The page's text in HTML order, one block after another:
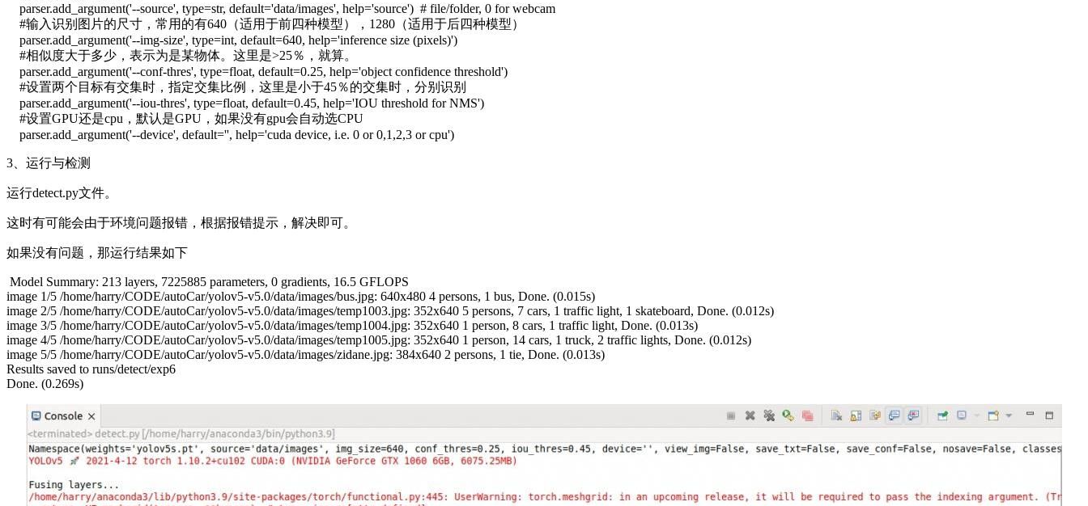
parser.add_argument('--source', type=str, default='data/images', help='source') # file/folder, 0 for webcam
#输入识别图片的尺寸，常用的有640（适用于前四种模型），1280（适用于后四种模型）
parser.add_argument('--img-size', type=int, default=640, help='inference size (pixels)')
#相似度大于多少，表示为是某物体。这里是>25％，就算。
parser.add_argument('--conf-thres', type=float, default=0.25, help='object confidence threshold')
#设置两个目标有交集时，指定交集比例，这里是小于45％的交集时，分别识别
parser.add_argument('--iou-thres', type=float, default=0.45, help='IOU threshold for NMS')
#设置GPU还是cpu，默认是GPU，如果没有gpu会自动选CPU
parser.add_argument('--device', default='', help='cuda device, i.e. 0 or 0,1,2,3 or cpu')
3、运行与检测
运行detect.py文件。
这时有可能会由于环境问题报错，根据报错提示，解决即可。
如果没有问题，那运行结果如下
Model Summary: 213 layers, 7225885 parameters, 0 gradients, 16.5 GFLOPS
image 1/5 /home/harry/CODE/autoCar/yolov5-v5.0/data/images/bus.jpg: 640x480 4 persons, 1 bus, Done. (0.015s)
image 2/5 /home/harry/CODE/autoCar/yolov5-v5.0/data/images/temp1003.jpg: 352x640 5 persons, 7 cars, 1 traffic light, 1 skateboard, Done. (0.012s)
image 3/5 /home/harry/CODE/autoCar/yolov5-v5.0/data/images/temp1004.jpg: 352x640 1 person, 8 cars, 1 traffic light, Done. (0.013s)
image 4/5 /home/harry/CODE/autoCar/yolov5-v5.0/data/images/temp1005.jpg: 352x640 1 person, 14 cars, 1 truck, 2 traffic lights, Done. (0.012s)
image 5/5 /home/harry/CODE/autoCar/yolov5-v5.0/data/images/zidane.jpg: 384x640 2 persons, 1 tie, Done. (0.013s)
Results saved to runs/detect/exp6
Done. (0.269s)